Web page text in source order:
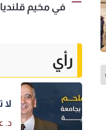
في مخيم قلنديا
رأي
د.